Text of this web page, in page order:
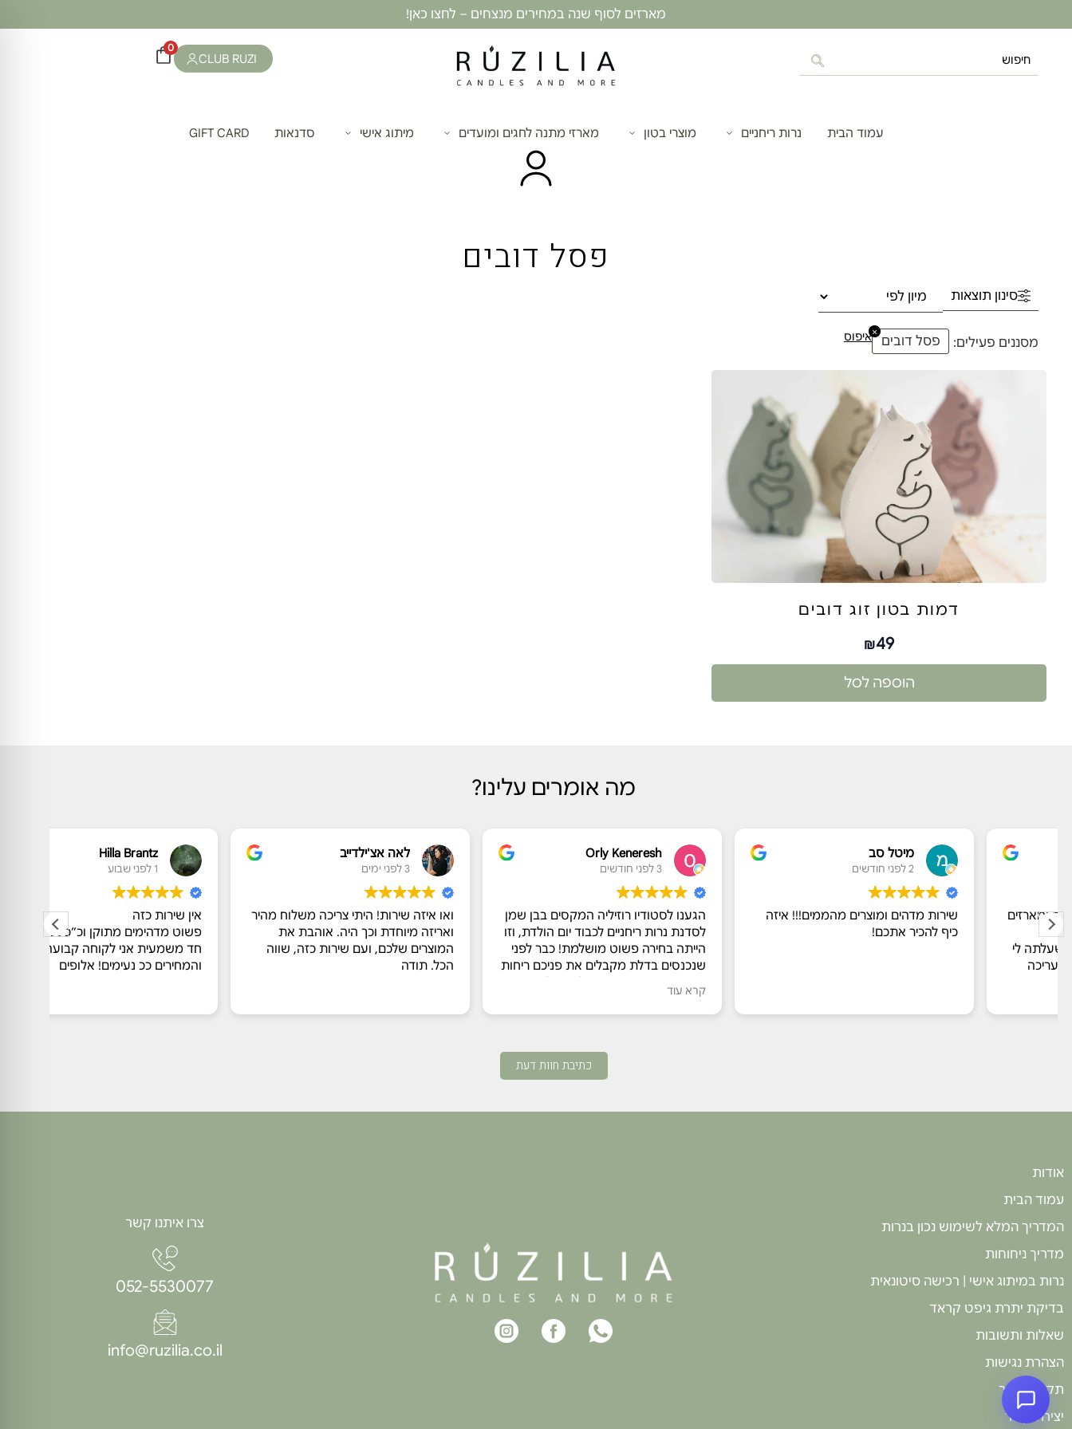
מארזים לסוף שנה במחירים מנצחים – לחצו כאן!
CLUB RUZI
0
עמוד הבית נרות ריחניים מוצרי בטון מארזי מתנה לחגים ומועדים מיתוג אישי סדנאות GIFT CARD
פסל דובים
סינון תוצאות
מסננים פעילים: פסל דובים
×איפוס
דמות בטון זוג דובים
₪49
הוספה לסל
מה אומרים עלינו?
Hilla Brantz
אין שירות כזה
פשוט מדהימים מתוקן וכ״כ נכונים לעזור!
חד משמעית אני לקוחה קבועה
והמחירים ככ נעימים! אלופים
לאה אצ'ילדייב
ואו איזה שירות! היתי צריכה משלוח מהיר
ואריזה מיוחדת וכך היה. אוהבת את
המוצרים שלכם, ועם שירות כזה, שווה
הכל. תודה
Orly Keneresh
הגענו לסטודיו רוזיליה המקסים בבן שמן
לסדנת נרות ריחניים לכבוד יום הולדת, וזו
הייתה בחירה פשוט מושלמת! כבר לפני
שנכנסים בדלת מקבלים את פניכם ריחות
​מור אירחה אותנו מכל הלב עם הסברים
מרתקים על החומרים והתהליך, ואפילו
של הריחות עצום, והיה קשה לבחור רק
ריח אחד. הילדות נהנו מכל רגע של יצירה
וקישוט, והן כבר שאלו מתי חוזרים שוב.
לכל מי שרוצה לחגוג בסטייל!
מיטל סב
שירות מדהים ומוצרים מהממים!!! איזה
כיף להכיר אתכם!
כתיבת חוות דעת
אודות
עמוד הבית
המדריך המלא לשימוש נכון בנרות
מדריך ניחוחות
נרות במיתוג אישי | רכישה סיטונאית
בדיקת יתרת גיפט קראד
שאלות ותשובות
הצהרת נגישות
תקנון האתר
יצירת קשר
צרו איתנו קשר
052-5530077
info@ruzilia.co.il